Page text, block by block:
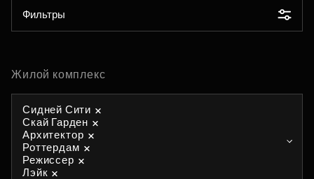
Фильтры
Жилой комплекс
Сидней Сити
Скай Гарден
Архитектор
Роттердам
Режиссер
Лэйк